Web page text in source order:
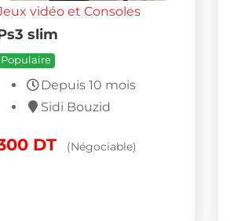
vidéo et Consoles
slim
Populaire
Depuis 10 mois
Sidi Bouzid
DT (Négociable)